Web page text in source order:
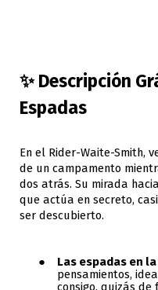
✨ Descripción
Espadas
En el Rider-Waite-Smith,
de un campamento
dos atrás. Su mirada
que actúa en secreto,
ser descubierto.
Las espadas en
pensamientos,
consigo, quizás de